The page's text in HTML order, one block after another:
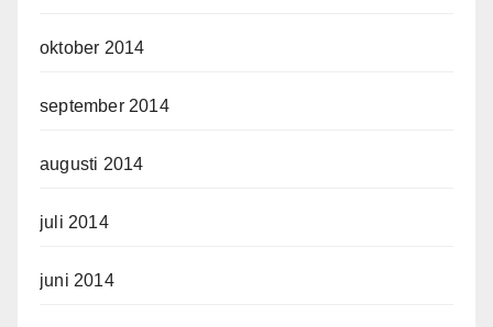
oktober 2014
september 2014
augusti 2014
juli 2014
juni 2014